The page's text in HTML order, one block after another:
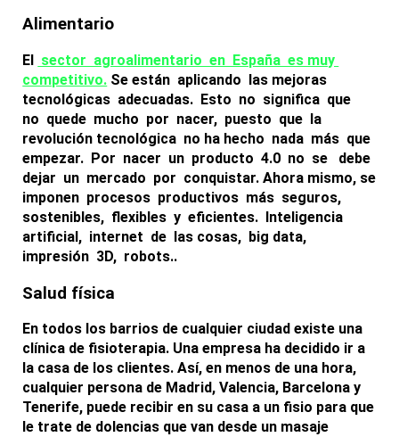
Alimentario
El sector agroalimentario en España es muy
competitivo. Se están aplicando las mejoras
tecnológicas adecuadas. Esto no significa que
no quede mucho por nacer, puesto que la
revolución tecnológica no ha hecho nada más que
empezar. Por nacer un producto 4.0 no se debe
dejar un mercado por conquistar. Ahora mismo, se
imponen procesos productivos más seguros,
sostenibles, flexibles y eficientes. Inteligencia
artificial, internet de las cosas, big data,
impresión 3D, robots..
Salud física
En todos los barrios de cualquier ciudad existe una
clínica de fisioterapia. Una empresa ha decidido ir a
la casa de los clientes. Así, en menos de una hora,
cualquier persona de Madrid, Valencia, Barcelona y
Tenerife, puede recibir en su casa a un fisio para que
le trate de dolencias que van desde un masaje